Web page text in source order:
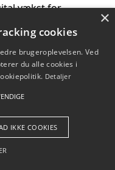
vækst for
af elektronik
Aps
×
cookies
brugeroplevelsen. Ved
du alle cookies i
Detaljer
IKKE COOKIES